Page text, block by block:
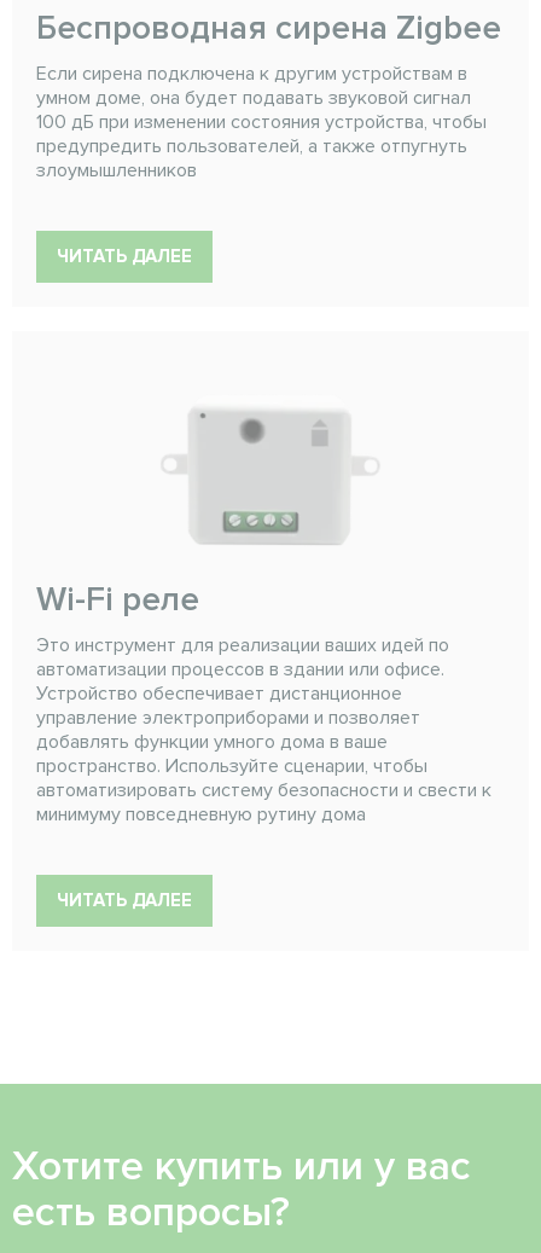
Беспроводная сирена Zigbee
Если сирена подключена к другим устройствам в
умном доме, она будет подавать звуковой сигнал
100 дБ при изменении состояния устройства, чтобы
предупредить пользователей, а также отпугнуть
злоумышленников
ЧИТАТЬ ДАЛЕЕ
Wi-Fi реле
Это инструмент для реализации ваших идей по
автоматизации процессов в здании или офисе.
Устройство обеспечивает дистанционное
управление электроприборами и позволяет
добавлять функции умного дома в ваше
пространство. Используйте сценарии, чтобы
автоматизировать систему безопасности и свести к
минимуму повседневную рутину дома
ЧИТАТЬ ДАЛЕЕ
Хотите купить или у вас
есть вопросы?